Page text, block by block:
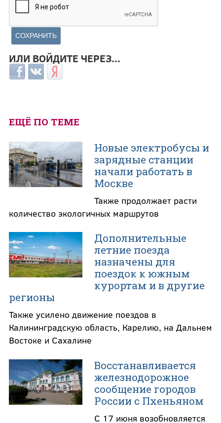
ИЛИ ВОЙДИТЕ ЧЕРЕЗ...
Login with Facebook
Login with ВКонтакте
Login with Яндекс
ЕЩЁ ПО ТЕМЕ
Новые электробусы и
зарядные станции
начали работать в
Москве
Также продолжает расти
количество экологичных маршрутов
Дополнительные
летние поезда
назначены для
поездок к южным
курортам и в другие
регионы
Также усилено движение поездов в
Калининградскую область, Карелию, на Дальнем
Востоке и Сахалине
Восстанавливается
железнодорожное
сообщение городов
России с Пхеньяном
С 17 июня возобновляется